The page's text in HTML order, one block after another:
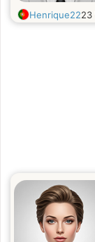
Henrique2223